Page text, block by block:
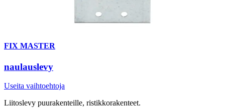
FIX MASTER
naulauslevy
Useita vaihtoehtoja
Liitoslevy puurakenteille, ristikkorakenteet.